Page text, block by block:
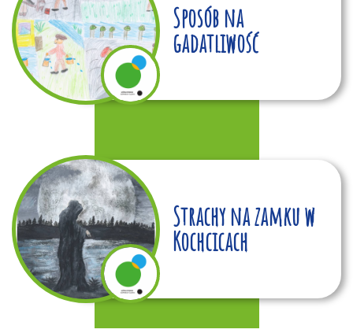
Sposób na
gadatliwość
Strachy na zamku w
Kochcicach